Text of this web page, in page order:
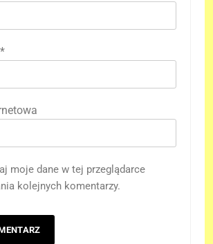
*
moje dane w tej przeglądarce
kolejnych komentarzy.